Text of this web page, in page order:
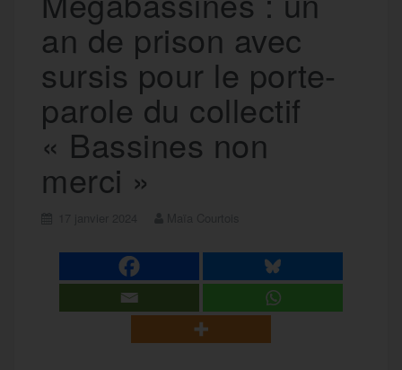
an de prison avec
sursis pour le porte-
parole du collectif
« Bassines non
merci »